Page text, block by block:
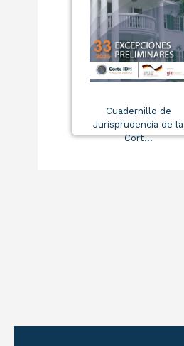
Cuadernillo de
Jurisprudencia de la
Cort...